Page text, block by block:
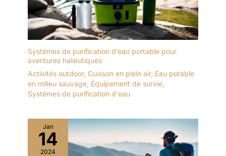
Systèmes de purification d’eau portable pour
aventures halieutiques
Activités outdoor, Cuisson en plein air, Eau potable
en milieu sauvage, Équipement de survie,
Systèmes de purification d'eau
Jan
14
2024